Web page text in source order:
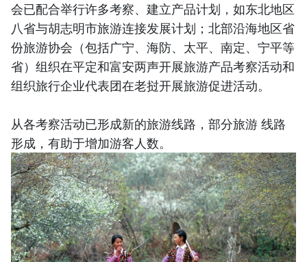
会已配合举行许多考察、建立产品计划，如东北地区
八省与胡志明市旅游连接发展计划；北部沿海地区省
份旅游协会（包括广宁、海防、太平、南定、宁平等
省）组织在平定和富安两声开展旅游产品考察活动和
组织旅行企业代表团在老挝开展旅游促进活动。
从各考察活动已形成新的旅游线路，部分旅游 线路
形成，有助于增加游客人数。